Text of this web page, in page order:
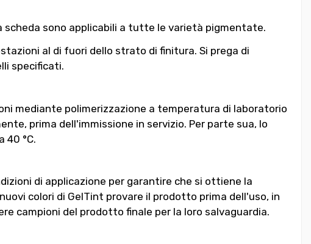
sono applicabili a tutte le varietà pigmentate.
al di fuori dello strato di finitura. Si prega di
specificati.
mediante polimerizzazione a temperatura di laboratorio
prima dell'immissione in servizio. Per parte sua, lo
40 °C.
di applicazione per garantire che si ottiene la
colori di GelTint provare il prodotto prima dell'uso, in
campioni del prodotto finale per la loro salvaguardia.